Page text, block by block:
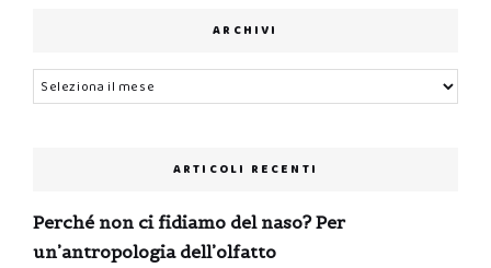
ARCHIVI
Archivi
ARTICOLI RECENTI
Perché non ci fidiamo del naso? Per
un’antropologia dell’olfatto